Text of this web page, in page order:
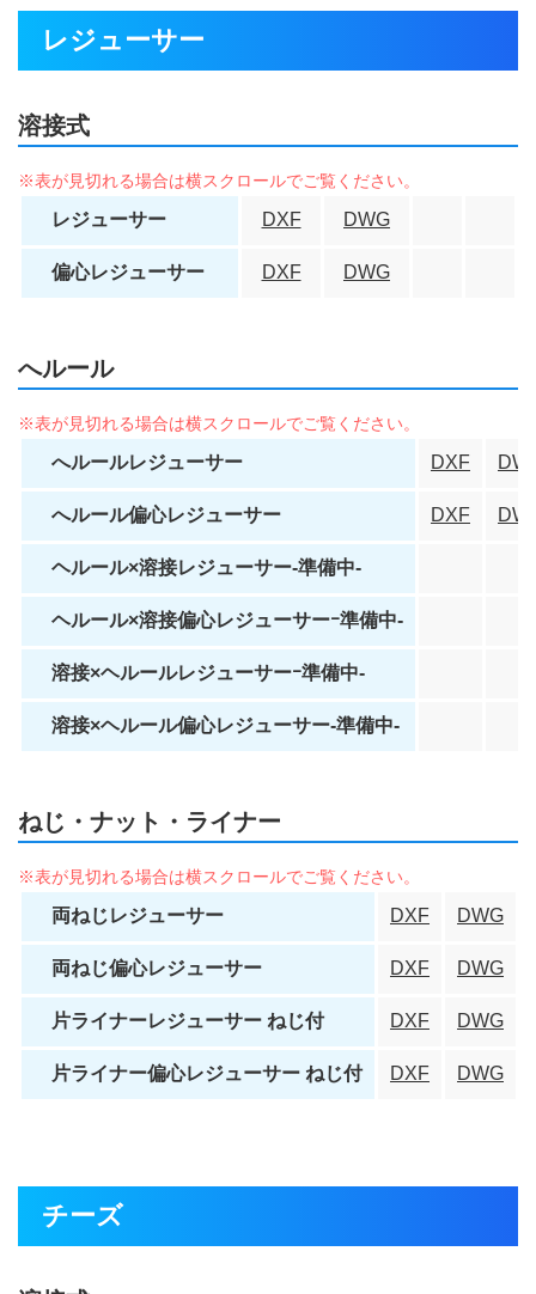
レジューサー
溶接式
レジューサー DXF DWG
偏心レジューサー DXF DWG
へルール
へルールレジューサー DXF
へルール偏心レジューサー DXF
ヘルール×溶接レジューサー-準備中-
ヘルール×溶接偏心レジューサーｰ準備中-
溶接×ヘルールレジューサーｰ準備中-
溶接×ヘルール偏心レジューサー-準備中-
ねじ・ナット・ライナー
両ねじレジューサー DXF DWG
両ねじ偏心レジューサー DXF DWG
片ライナーレジューサー ねじ付 DXF DWG
片ライナー偏心レジューサー ねじ付 DXF DWG
チーズ